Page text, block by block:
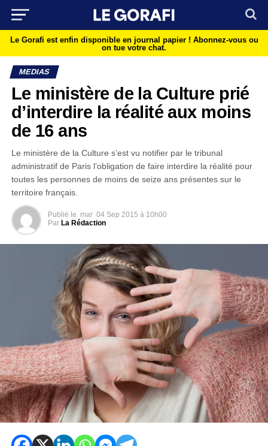
Le Gorafi est enfin disponible en journal papier ! Abonnez-vous ou
on tue votre chat.
MEDIAS
Le ministère de la Culture prié
d’interdire la réalité aux moins
de 16 ans
Le ministère de la Culture s’est vu notifier par le tribunal
administratif de Paris l’obligation de faire interdire la réalité pour
toutes les personnes de moins de seize ans présentes sur le
territoire français.
Publié le mar 04 Sep 2015 à 10h00
Par La Rédaction